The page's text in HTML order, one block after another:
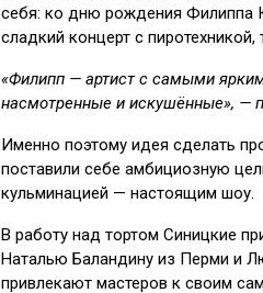
себя: ко дню рождения Филиппа
сладкий концерт с
«Филипп — артист с самыми
насмотренные и искушённые», —
Именно поэтому идея сделать
поставили себе амбициозную
кульминацией — настоящим шоу.
В работу над тортом Синицкие
Наталью Баландину из Перми и
привлекают мастеров к своим